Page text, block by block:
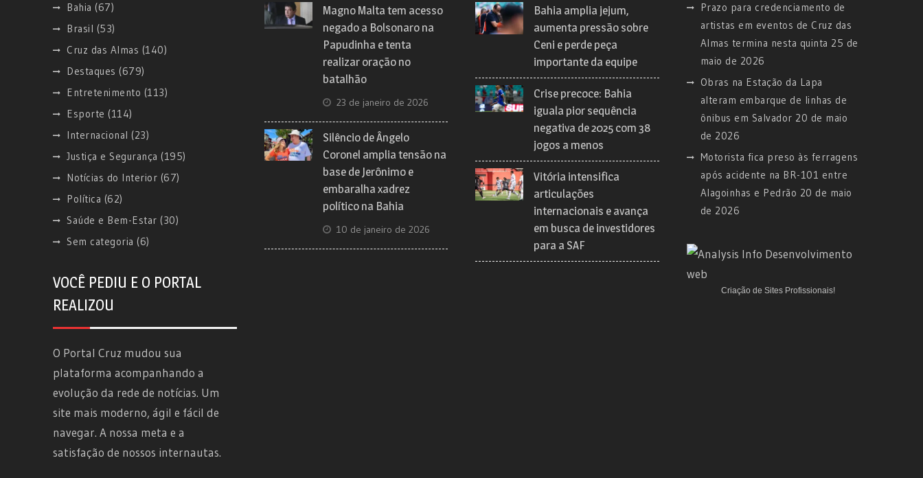
Bahia (67)
Brasil (53)
Cruz das Almas (140)
Destaques (679)
Entretenimento (113)
Esporte (114)
Internacional (23)
Justiça e Segurança (195)
Notícias do Interior (67)
Política (62)
Saúde e Bem-Estar (30)
Sem categoria (6)
VOCÊ PEDIU E O PORTAL
REALIZOU
O Portal Cruz mudou sua
plataforma acompanhando a
evolução da rede de notícias. Um
site mais moderno, ágil e fácil de
navegar. A nossa meta e a
satisfação de nossos internautas.
Magno Malta tem acesso
negado a Bolsonaro na
Papudinha e tenta
realizar oração no
batalhão
23 de janeiro de 2026
Silêncio de Ângelo
Coronel amplia tensão na
base de Jerônimo e
embaralha xadrez
político na Bahia
10 de janeiro de 2026
Bahia amplia jejum,
aumenta pressão sobre
Ceni e perde peça
importante da equipe
Crise precoce: Bahia
iguala pior sequência
negativa de 2025 com 38
jogos a menos
Vitória intensifica
articulações
internacionais e avança
em busca de investidores
para a SAF
Prazo para credenciamento de
artistas em eventos de Cruz das
Almas termina nesta quinta 25 de
maio de 2026
Obras na Estação da Lapa
alteram embarque de linhas de
ônibus em Salvador 20 de maio
de 2026
Motorista fica preso às ferragens
após acidente na BR-101 entre
Alagoinhas e Pedrão 20 de maio
de 2026
Criação de Sites Profissionais!